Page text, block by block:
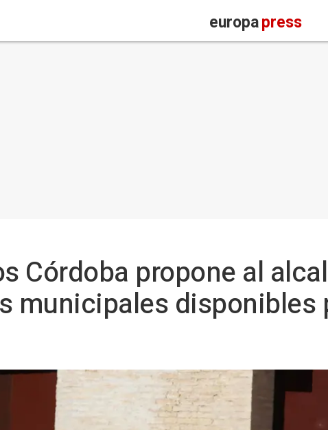
europapress
Córdoba propone al
municipales disponibles